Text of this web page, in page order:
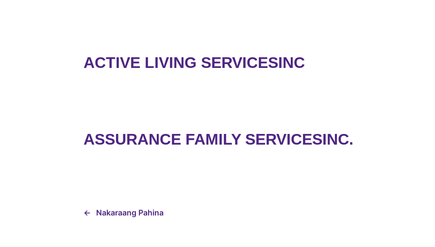
ACTIVE LIVING SERVICESINC
ASSURANCE FAMILY SERVICESINC.
← Nakaraang Pahina